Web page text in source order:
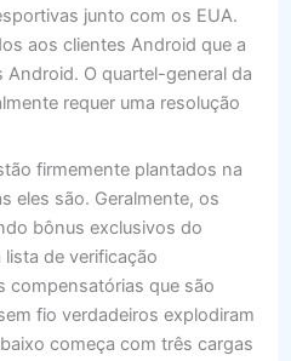
junto com os EUA.
aos clientes Android que a
O quartel-general da
requer uma resolução
firmemente plantados na
eles são. Geralmente, os
bônus exclusivos do
de verificação
compensatórias que são
fio verdadeiros explodiram
começa com três cargas